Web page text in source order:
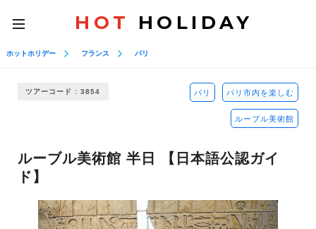
toggle
navigation
HOT HOLIDAY
ホットホリデー フランス パリ
ツアーコード : 3854 パリ パリ市内を楽しむ
ルーブル美術館
ルーブル美術館 半日 【日本語公認ガイ
ド】